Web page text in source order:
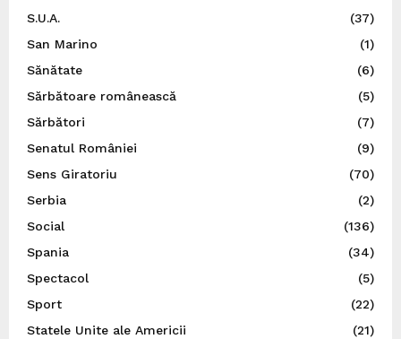
S.U.A.
(37)
San Marino
(1)
Sănătate
(6)
Sărbătoare românească
(5)
Sărbători
(7)
Senatul României
(9)
Sens Giratoriu
(70)
Serbia
(2)
Social
(136)
Spania
(34)
Spectacol
(5)
Sport
(22)
Statele Unite ale Americii
(21)